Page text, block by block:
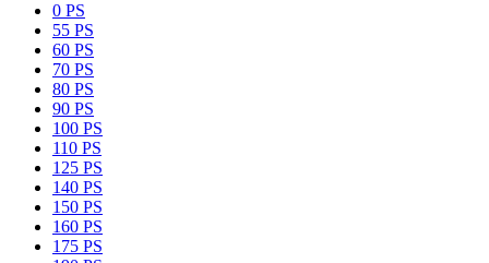
0 PS
55 PS
60 PS
70 PS
80 PS
90 PS
100 PS
110 PS
125 PS
140 PS
150 PS
160 PS
175 PS